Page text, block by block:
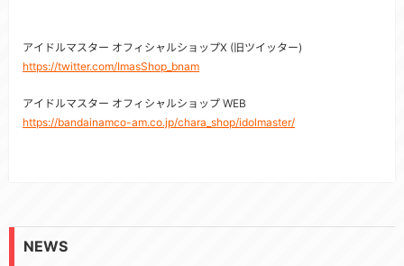
アイドルマスター オフィシャルショップX (旧ツイッター)
https://twitter.com/ImasShop_bnam
アイドルマスター オフィシャルショップ WEB
https://bandainamco-am.co.jp/chara_shop/idolmaster/
NEWS